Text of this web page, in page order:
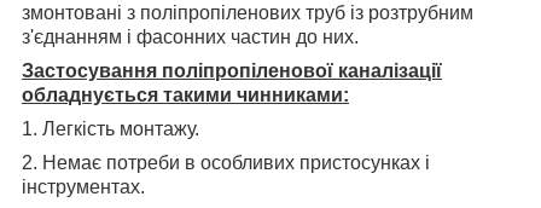
змонтовані з поліпропіленових труб із розтрубним
з'єднанням і фасонних частин до них.
Застосування поліпропіленової каналізації
обладнується такими чинниками:
1. Легкість монтажу.
2. Немає потреби в особливих пристосунках і
інструментах.